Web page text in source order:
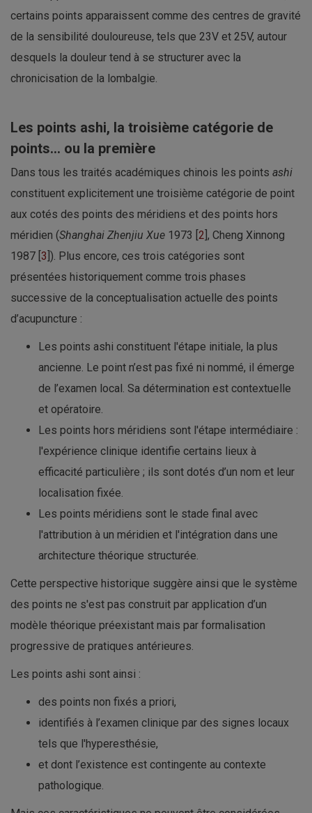
certains points apparaissent comme des centres de gravité
de la sensibilité douloureuse, tels que 23V et 25V, autour
desquels la douleur tend à se structurer avec la
chronicisation de la lombalgie.
Les points ashi, la troisième catégorie de
points... ou la première
Dans tous les traités académiques chinois les points ashi
constituent explicitement une troisième catégorie de point
aux cotés des points des méridiens et des points hors
méridien (Shanghai Zhenjiu Xue 1973 [ 2 ], Cheng Xinnong
1987 [ 3 ]). Plus encore, ces trois catégories sont
présentées historiquement comme trois phases
successive de la conceptualisation actuelle des points
d’acupuncture :
Les points ashi constituent l'étape initiale, la plus
ancienne. Le point n’est pas fixé ni nommé, il émerge
de l’examen local. Sa détermination est contextuelle
et opératoire.
Les points hors méridiens sont l'étape intermédiaire :
l'expérience clinique identifie certains lieux à
efficacité particulière ; ils sont dotés d’un nom et leur
localisation fixée.
Les points méridiens sont le stade final avec
l'attribution à un méridien et l'intégration dans une
architecture théorique structurée.
Cette perspective historique suggère ainsi que le système
des points ne s'est pas construit par application d’un
modèle théorique préexistant mais par formalisation
progressive de pratiques antérieures.
Les points ashi sont ainsi :
des points non fixés a priori,
identifiés à l’examen clinique par des signes locaux
tels que l'hyperesthésie,
et dont l’existence est contingente au contexte
pathologique.